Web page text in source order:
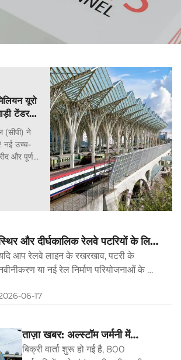
यूरो
टेंडर
(सीपी) ने
नई उच्च-
और पूर्ण
है। इसकी
और दीर्घकालिक रेलवे पटरियों के लिए
टाई पैड्स क्यों अपरिहार्य हैं
आप रेलवे लाइन के रखरखाव, पटरी के
या नई रेल निर्माण परियोजनाओं के लिए
टाई पैड्स—से परिचित होंगे। कई
के मूल्य का अतिमूल्यांकन करते हैं...
06-17
ताज़ा खबर: अल्स्टॉम जर्मनी में
लोकोमोटिव फैक्ट्री बेचने की योजना
बिक्री वार्ता शुरू हो गई है, 800